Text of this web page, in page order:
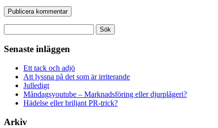
efter:
Senaste inläggen
Ett tack och adjö
Att lyssna på det som är irriterande
Julledigt
Måndagsyoutube – Marknadsföring eller djurplågeri?
Hädelse eller briljant PR-trick?
Arkiv